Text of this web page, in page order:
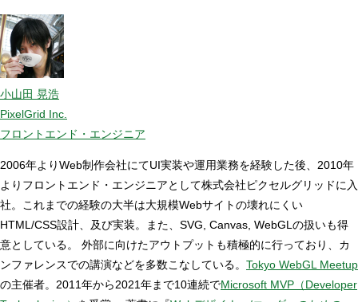
小山田 晃浩
PixelGrid Inc.
フロントエンド・エンジニア
2006年よりWeb制作会社にてUI実装や運用業務を経験した後、2010年
よりフロントエンド・エンジニアとして株式会社ピクセルグリッドに入
社。これまでの経験の大半は大規模Webサイトの壊れにくい
HTML/CSS設計、及び実装。また、SVG, Canvas, WebGLの扱いも得
意としている。 外部に向けたアウトプットも積極的に行っており、カ
ンファレンスでの講演などを多数こなしている。 Tokyo WebGL Meetup
の主催者。2011年から2021年まで10連続でMicrosoft MVP（Developer